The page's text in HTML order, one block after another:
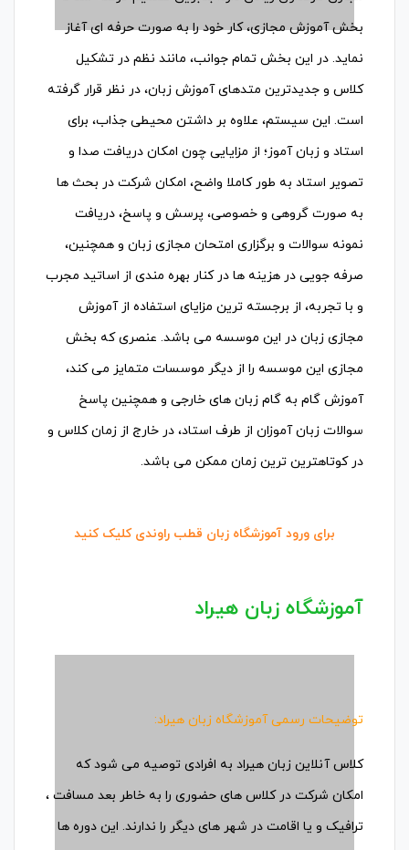
بخش آموزش مجازی، کار خود را به صورت حرفه ای آغاز
نماید. در این بخش تمام جوانب، مانند نظم در تشکیل
کلاس و جدیدترین متدهای آموزش زبان، در نظر قرار گرفته
است. این سیستم، علاوه بر داشتن محیطی جذاب، برای
استاد و زبان آموز؛ از مزایایی چون امکان دریافت صدا و
تصویر استاد به طور کاملا واضح، امکان شرکت در بحث ها
به صورت گروهی و خصوصی، پرسش و پاسخ، دریافت
نمونه سوالات و برگزاری امتحان مجازی زبان و همچنین،
صرفه جویی در هزینه ها در کنار بهره مندی از اساتید مجرب
و با تجربه، از برجسته ترین مزایای استفاده از آموزش
مجازی زبان در این موسسه می باشد. عنصری که بخش
مجازی این موسسه را از دیگر موسسات متمایز می کند،
آموزش گام به گام زبان های خارجی و همچنین پاسخ
سوالات زبان آموزان از طرف استاد، در خارج از زمان کلاس و
در کوتاهترین ترین زمان ممکن می باشد.
برای ورود آموزشگاه زبان قطب راوندی کلیک کنید
آموزشگاه زبان هیراد
توضیحات رسمی آموزشگاه زبان هیراد:
کلاس آنلاین زبان هیراد به افرادی توصیه می شود که
امکان شرکت در کلاس های حضوری را به خاطر بعد مسافت ،
ترافیک و یا اقامت در شهر های دیگر را ندارند. این دوره ها